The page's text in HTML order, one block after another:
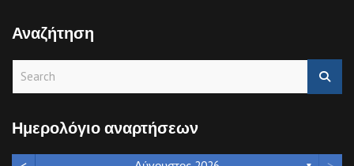
Αναζήτηση
c
h
Ημερολόγιο αναρτήσεων